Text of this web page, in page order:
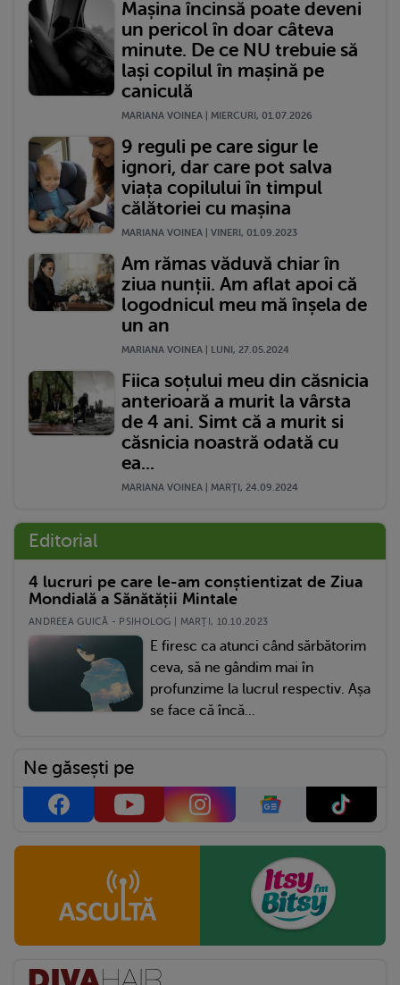
Mașina încinsă poate deveni
un pericol în doar câteva
minute. De ce NU trebuie să
lași copilul în mașină pe
caniculă
MARIANA VOINEA | MIERCURI, 01.07.2026
9 reguli pe care sigur le
ignori, dar care pot salva
viața copilului în timpul
călătoriei cu mașina
MARIANA VOINEA | VINERI, 01.09.2023
Am rămas văduvă chiar în
ziua nunții. Am aflat apoi că
logodnicul meu mă înșela de
un an
MARIANA VOINEA | LUNI, 27.05.2024
Fiica soțului meu din căsnicia
anterioară a murit la vârsta
de 4 ani. Simt că a murit si
căsnicia noastră odată cu
ea...
MARIANA VOINEA | MARŢI, 24.09.2024
Editorial
4 lucruri pe care le-am conștientizat de Ziua
Mondială a Sănătății Mintale
ANDREEA GUICĂ - PSIHOLOG | MARŢI, 10.10.2023
E firesc ca atunci când sărbătorim
ceva, să ne gândim mai în
profunzime la lucrul respectiv. Așa
se face că încă...
Ne găsești pe